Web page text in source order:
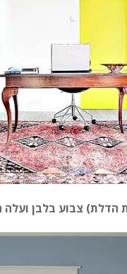
צבוע בלבן ועלה